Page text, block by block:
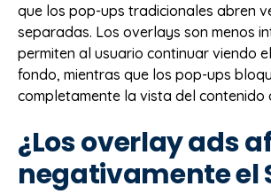
que los pop-ups tradicionales abren
separadas. Los overlays son menos
permiten al usuario continuar viendo
fondo, mientras que los pop-ups
completamente la vista del contenido
¿Los overlay ads
negativamente el